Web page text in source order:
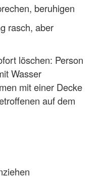
beruhigen
rasch, aber
löschen: Person
Wasser
mit einer Decke
auf dem